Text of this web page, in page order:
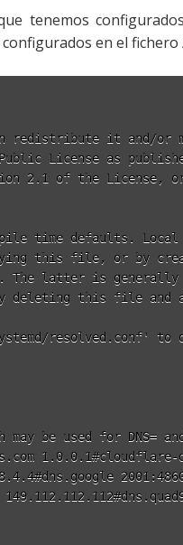
tenemos
configurados en el fichero
redistribute it and/or
License as
2.1 of the License,
time defaults. Local
this file, or by
latter is generally
deleting this file and
resolved.conf'
be used for DNS=
1.0.0.1#cloudflare-